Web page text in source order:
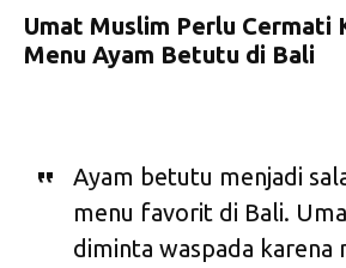
Umat Muslim Perlu Cermati
Menu Ayam Betutu di Bali
Ayam betutu menjadi
menu favorit di Bali.
diminta waspada karena